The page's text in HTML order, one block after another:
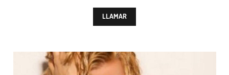
LLAMAR